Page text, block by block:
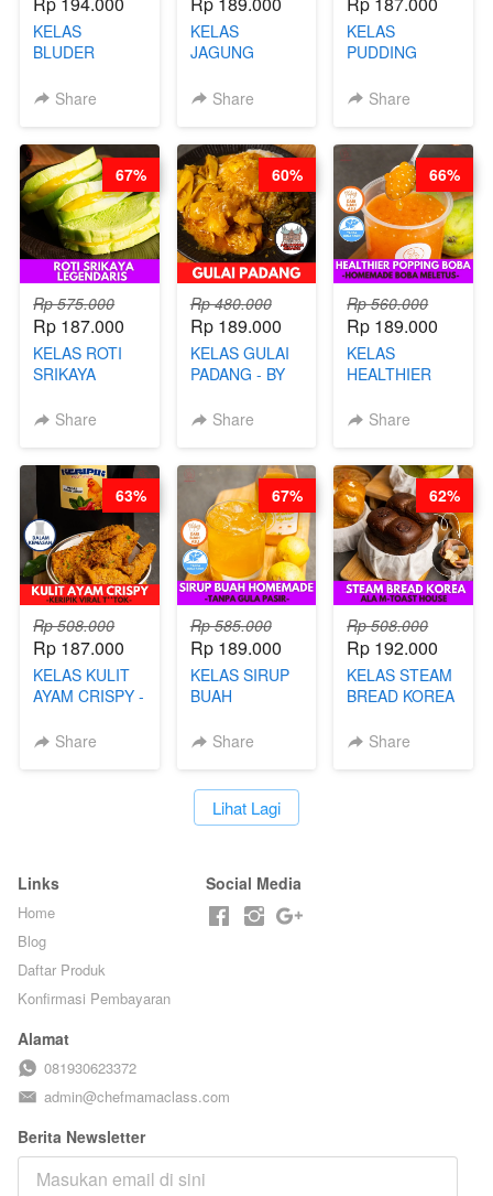
KELAS
BLUDER
CHEF DITA
Share
KELAS
JAGUNG
TAIWAN -
FOOD- BY
CHEF
STEPHANIE
Share
KELAS
PUDDING
HOL**ND -
LEGENDARIS -
BY CHEF DITA
Share
Rp 575.000
Rp 187.000
KELAS ROTI
SRIKAYA
BY CHEF DITA
Share
67%
Rp 480.000
Rp 189.000
KELAS GULAI
PADANG - BY
NADIA
Share
60%
Rp 560.000
Rp 189.000
KELAS
HEALTHIER
BOBA -
MELETUS - BY
BARISTA ARI
Share
66%
Rp 508.000
Rp 187.000
KELAS KULIT
AYAM CRISPY -
T**TOK - BY
Share
63%
Rp 585.000
Rp 189.000
KELAS SIRUP
BUAH
TANPA GULA
ARISUDANA
Share
67%
Rp 508.000
Rp 192.000
KELAS STEAM
BREAD KOREA
HOUSE - BY
Share
62%
`Lihat Lagi
Links
Home
Blog
Daftar Produk
Konfirmasi Pembayaran
Social Media
Alamat
081930623372
admin@chefmamaclass.com
Berita Newsletter